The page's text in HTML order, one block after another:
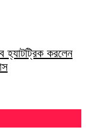
হ্যাটট্রিক করলেন